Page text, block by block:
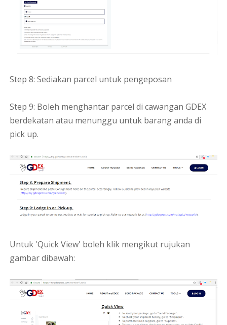
Step 8: Sediakan parcel untuk pengeposan
Step 9: Boleh menghantar parcel di cawangan GDEX
berdekatan atau menunggu untuk barang anda di
pick up.
Untuk 'Quick View' boleh klik mengikut rujukan
gambar dibawah: